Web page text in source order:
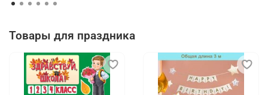
Товары для праздника